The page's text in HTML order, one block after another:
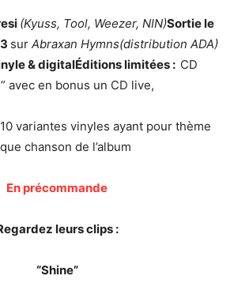
(Kyuss, Tool, Weezer, NIN)Sortie le
sur Abraxan Hymns(distribution ADA)
& digitalÉditions limitées : CD
avec en bonus un CD live,
variantes vinyles ayant pour thème
chanson de l’album
En précommande
leurs clips :
“Shine”